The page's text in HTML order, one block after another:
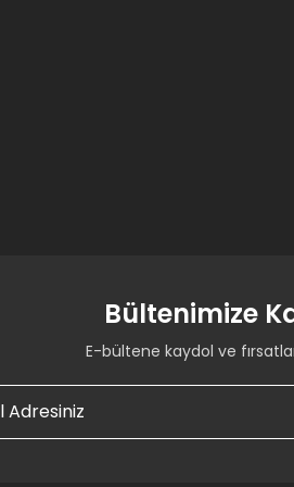
Bültenimize
E-bültene kaydol ve